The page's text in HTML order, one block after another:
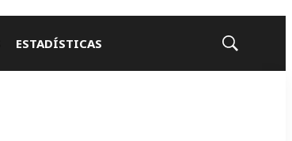
ESTADÍSTICAS
Mostrar